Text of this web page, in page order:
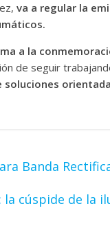
va a regular la
a la
de seguir
soluciones
Banda
cúspide de la